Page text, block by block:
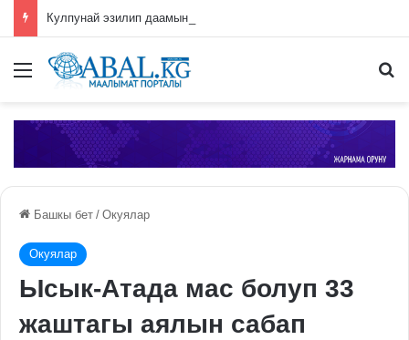
Меню
Башкы бет / Окуялар
Окуялар
Ысык-Атада мас болуп 33
жаштагы аялын сабап